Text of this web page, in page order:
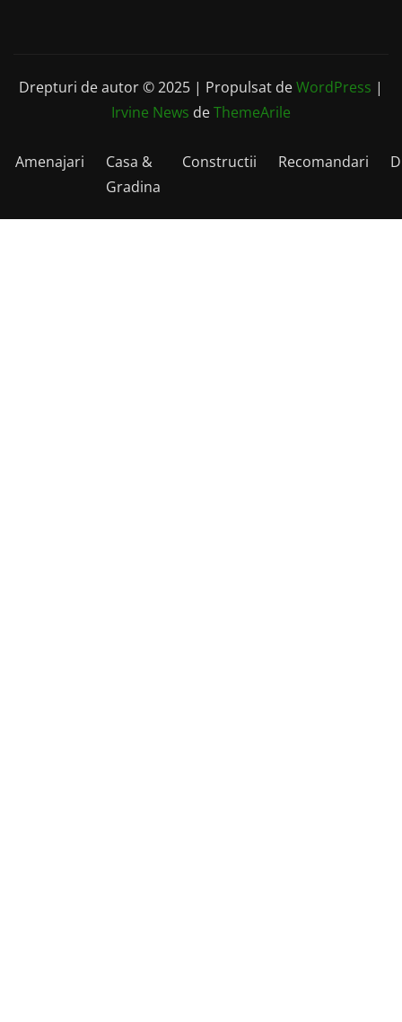
Drepturi de autor © 2025 | Propulsat deWordPress |
Irvine News deThemeArile
Amenajari
Casa &
Gradina
Constructii Recomandari